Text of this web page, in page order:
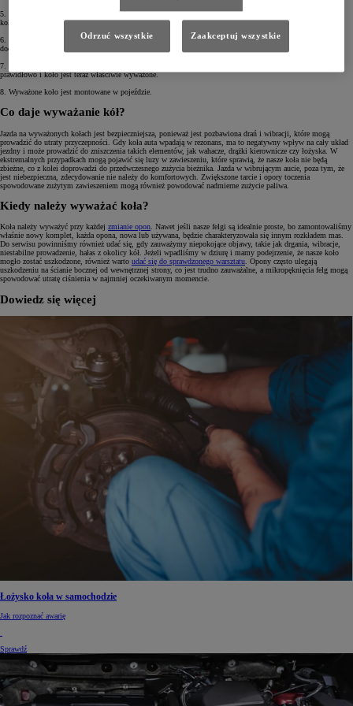
5. Na podstawie uzyskanych wyników wyważarka wskazuje, gdzie należy umieścić dodatkowe odważniki na
kole, aby zrównoważyć jego masę.
6. Technik umieszcza odpowiednią ilość wag na wskazanych miejscach na krawędzi felgi. Wagi są starannie
dociskane lub przyklejane, aby zapewnić trwałe ich umocowanie.
7. Po umieszczeniu wag koło jest ponownie sprawdzane w wyważarce, aby upewnić się, że proces przebiegł
prawidłowo i koło jest teraz właściwie wyważone.
8. Wyważone koło jest montowane w pojeździe.
Co daje wyważanie kół?
Jazda na wyważonych kołach jest bezpieczniejsza, ponieważ jest pozbawiona drań i wibracji, które mogą
prowadzić do utraty przyczepności. Gdy koła auta wpadają w rezonans, ma to negatywny wpływ na cały układ
jezdny i może prowadzić do zniszczenia takich elementów, jak wahacze, drążki kierownicze czy łożyska. W
ekstremalnych przypadkach mogą pojawić się luzy w zawieszeniu, które sprawią, że nasze koła nie będą
zbieżne, co z kolei doprowadzi do przedwczesnego zużycia bieżnika. Jazda w wibrującym aucie, poza tym, że
jest niebezpieczna, zdecydowanie nie należy do komfortowych. Zwiększone tarcie i opory toczenia
spowodowane zużytym zawieszeniem mogą również powodować nadmierne zużycie paliwa.
Kiedy należy wyważać koła?
Koła należy wyważyć przy każdej zmianie opon. Nawet jeśli nasze felgi są idealnie proste, bo zamontowaliśmy
właśnie nowy komplet, każda opona, nowa lub używana, będzie charakteryzowała się innym rozkładem mas.
Do serwisu powinniśmy również udać się, gdy zauważymy niepokojące objawy, takie jak drgania, wibracje,
niestabilne prowadzenie, hałas z okolicy kół. Jeżeli wpadliśmy w dziurę i mamy podejrzenie, że nasze koło
mogło zostać uszkodzone, również warto udać się do sprawdzonego warsztatu. Opony często ulegają
uszkodzeniu na ścianie bocznej od wewnętrznej strony, co jest trudno zauważalne, a mikropęknięcia felg mogą
spowodować utratę ciśnienia w najmniej oczekiwanym momencie.
Dowiedz się więcej
Łożysko koła w samochodzie
Jak rozpoznać awarię
Sprawdź
Odrzuć wszystkie Zaakceptuj wszystkie